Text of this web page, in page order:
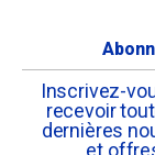
Inscrivez-
recevoir
dernières
et